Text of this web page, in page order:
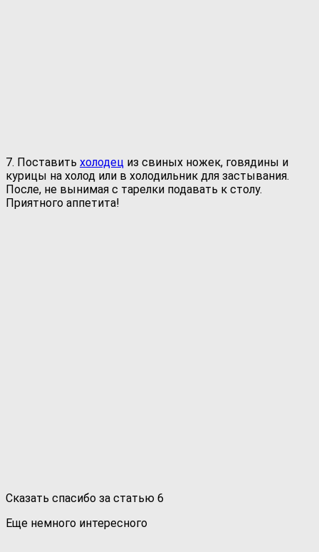
7. Поставить холодец из свиных ножек, говядины и
курицы на холод или в холодильник для застывания.
После, не вынимая с тарелки подавать к столу.
Приятного аппетита!
Сказать спасибо за статью 6
Еще немного интересного